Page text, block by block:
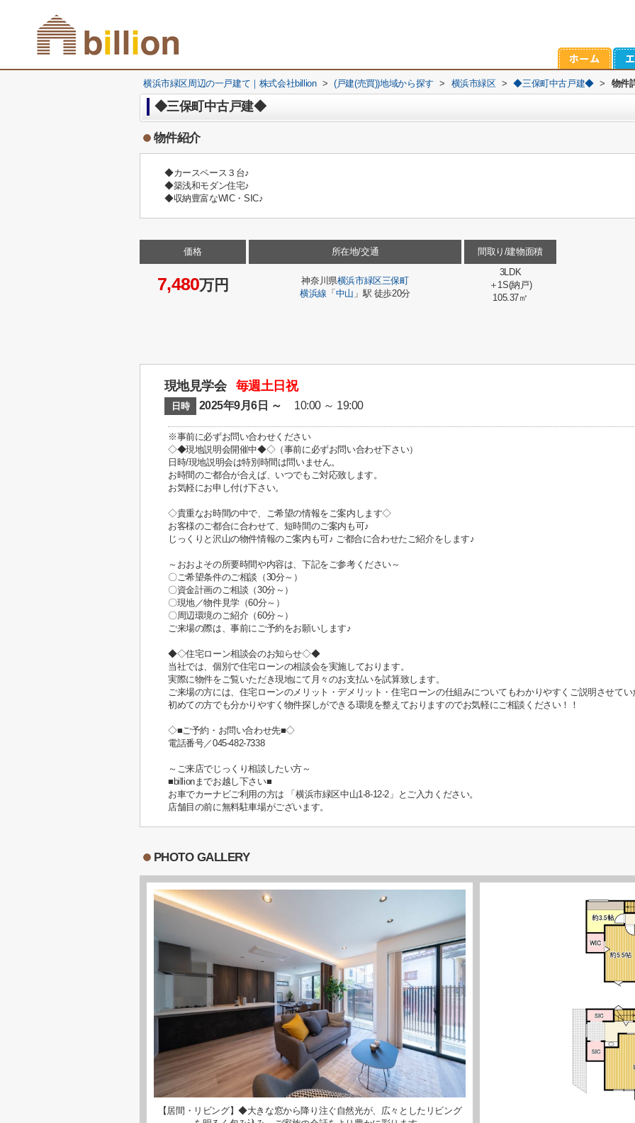
横浜市緑区周辺の一戸建て｜株式会社billion > (戸建(売買))地域から探す > 横浜市緑区 > ◆三保町中古戸建◆ > 物件
◆三保町中古戸建◆
物件紹介
◆カースペース３台♪
◆築浅和モダン住宅♪
◆収納豊富なWIC・SIC♪
価格
7,480万円
所在地/交通
神奈川県横浜市緑区三保町
横浜線 「 中山 」駅 徒歩20分
間取り/建物面積
3LDK
＋1S(納戸)
105.37㎡
現地見学会 毎週土日祝
日時 2025年9月6日 ～ 10:00 ～ 19:00
※事前に必ずお問い合わせください
◇◆現地説明会開催中◆◇（事前に必ずお問い合わせ下さい）
日時/現地説明会は特別時間は問いません。
お時間のご都合が合えば、いつでもご対応致します。
お気軽にお申し付け下さい。
◇貴重なお時間の中で、ご希望の情報をご案内します◇
お客様のご都合に合わせて、短時間のご案内も可♪
じっくりと沢山の物件情報のご案内も可♪ ご都合に合わせたご紹介をします♪
～おおよその所要時間や内容は、下記をご参考ください～
〇ご希望条件のご相談（30分～）
〇資金計画のご相談（30分～）
〇現地／物件見学（60分～）
〇周辺環境のご紹介（60分～）
ご来場の際は、事前にご予約をお願いします♪
◆◇住宅ローン相談会のお知らせ◇◆
当社では、個別で住宅ローンの相談会を実施しております。
実際に物件をご覧いただき現地にて月々のお支払いを試算致します。
ご来場の方には、住宅ローンのメリット・デメリット・住宅ローンの仕組みについてもわかりやすくご説明させて
初めての方でも分かりやすく物件探しができる環境を整えておりますのでお気軽にご相談ください！！
◇■ご予約・お問い合わせ先■◇
電話番号／045-482-7338
～ご来店でじっくり相談したい方～
■billionまでお越し下さい■
お車でカーナビご利用の方は 「横浜市緑区中山1-8-12-2」とご入力ください。
店舗目の前に無料駐車場がございます。
PHOTO GALLERY
【居間・リビング】◆大きな窓から降り注ぐ自然光が、広々としたリビング